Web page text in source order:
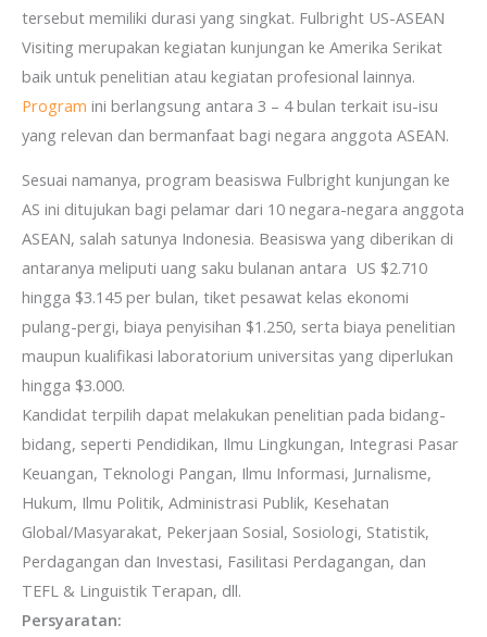
tersebut memiliki durasi yang singkat. Fulbright US-ASEAN
Visiting merupakan kegiatan kunjungan ke Amerika Serikat
baik untuk penelitian atau kegiatan profesional lainnya.
Program ini berlangsung antara 3 – 4 bulan terkait isu-isu
yang relevan dan bermanfaat bagi negara anggota ASEAN.
Sesuai namanya, program beasiswa Fulbright kunjungan ke
AS ini ditujukan bagi pelamar dari 10 negara-negara anggota
ASEAN, salah satunya Indonesia. Beasiswa yang diberikan di
antaranya meliputi uang saku bulanan antara US $2.710
hingga $3.145 per bulan, tiket pesawat kelas ekonomi
pulang-pergi, biaya penyisihan $1.250, serta biaya penelitian
maupun kualifikasi laboratorium universitas yang diperlukan
hingga $3.000.
Kandidat terpilih dapat melakukan penelitian pada bidang-
bidang, seperti Pendidikan, Ilmu Lingkungan, Integrasi Pasar
Keuangan, Teknologi Pangan, Ilmu Informasi, Jurnalisme,
Hukum, Ilmu Politik, Administrasi Publik, Kesehatan
Global/Masyarakat, Pekerjaan Sosial, Sosiologi, Statistik,
Perdagangan dan Investasi, Fasilitasi Perdagangan, dan
TEFL & Linguistik Terapan, dll.
Persyaratan: